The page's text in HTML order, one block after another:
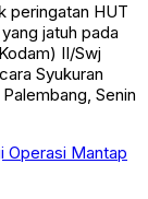
peringatan HUT
jatuh pada
II/Swj
Syukuran
Senin
Operasi Mantap